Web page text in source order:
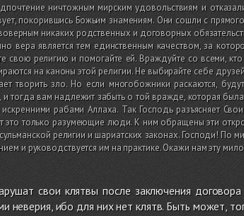
ничтожным мирским удовольствиям и
покорившись Божьим знамениям. Они сошли с
никаких родственных и договорных
вера является тем единственным качеством, за
свою религию и помогайте ей. Враждуйте со всеми, кто
на каноны этой религии. Не выбирайте себе
творить зло. Но если многобожники раскаются,
и тогда вам надлежит забыть о той вражде, которая
искренними рабами Аллаха. Так Господь разъясняет
только разумеющие люди. К ним обращены эти
религии и шариатских законах. Господи!
и руководствуется им на практике. Окажи нам эту
свои клятвы после заключения
неверия, ибо для них нет клятв. Быть может,